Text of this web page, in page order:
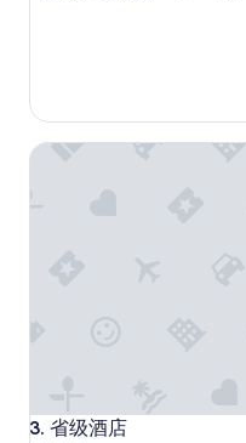
极
了，
3. 省级酒店
省级酒店
省级酒店